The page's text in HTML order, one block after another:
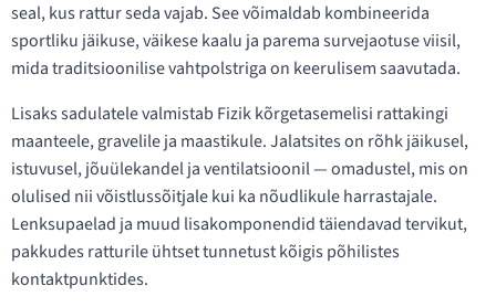
seal, kus rattur seda vajab. See võimaldab kombineerida
sportliku jäikuse, väikese kaalu ja parema survejaotuse viisil,
mida traditsioonilise vahtpolstriga on keerulisem saavutada.
Lisaks sadulatele valmistab Fizik kõrgetasemelisi rattakingi
maanteele, gravelile ja maastikule. Jalatsites on rõhk jäikusel,
istuvusel, jõuülekandel ja ventilatsioonil — omadustel, mis on
olulised nii võistlussõitjale kui ka nõudlikule harrastajale.
Lenksupaelad ja muud lisakomponendid täiendavad tervikut,
pakkudes ratturile ühtset tunnetust kõigis põhilistes
kontaktpunktides.